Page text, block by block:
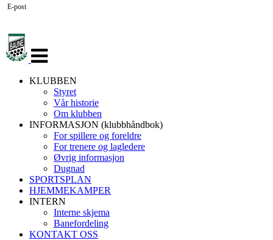
navigasjon
KLUBBEN
Styret
Vår historie
Om klubben
INFORMASJON (klubbhåndbok)
For spillere og foreldre
For trenere og lagledere
Øvrig informasjon
Dugnad
SPORTSPLAN
HJEMMEKAMPER
INTERN
Interne skjema
Banefordeling
KONTAKT OSS
E-post